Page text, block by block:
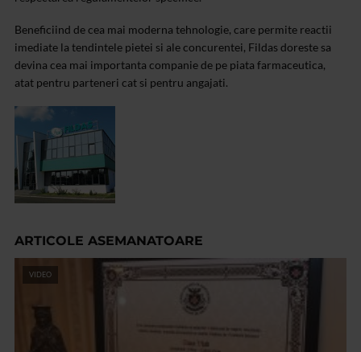
Beneficiind de cea mai moderna tehnologie, care permite reactii
imediate la tendintele pietei si ale concurentei, Fildas doreste sa
devina cea mai importanta companie de pe piata farmaceutica,
atat pentru parteneri cat si pentru angajati.
ARTICOLE ASEMANATOARE
VIDEO